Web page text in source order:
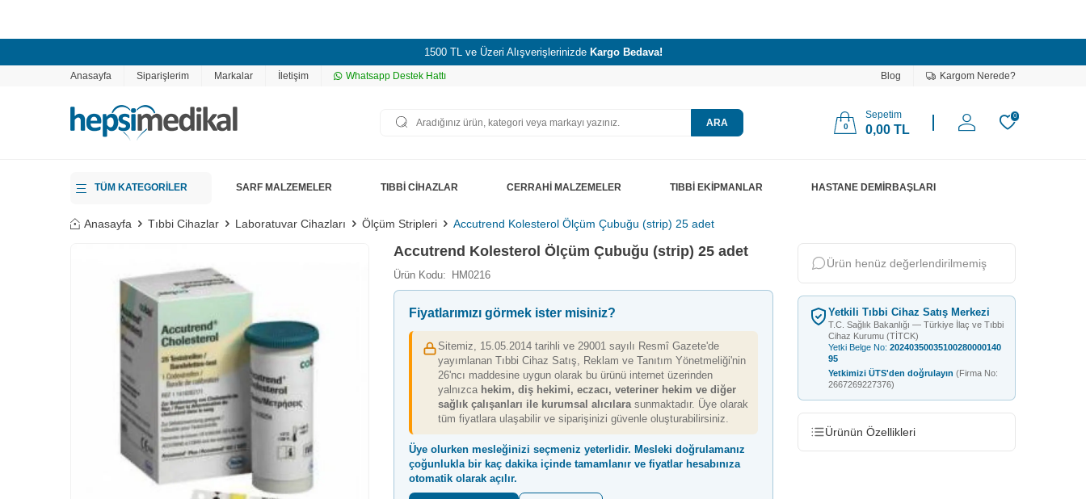
1500 TL ve Üzeri Alışverişlerinizde Kargo Bedava!
Anasayfa Siparişlerim Markalar İletişim Whatsapp Destek Hattı Blog Kargom Nerede?
ARA 0
Sepetim
0,00 TL
0
TÜM KATEGORİLER SARF MALZEMELER TIBBİ CİHAZLAR CERRAHİ MALZEMELER TIBBİ EKİPMANLAR HASTANE DEMİRBAŞLARI
Anasayfa Tıbbi Cihazlar Laboratuvar Cihazları Ölçüm Stripleri Accutrend Kolesterol Ölçüm Çubuğu (strip) 25 adet
Accutrend Kolesterol Ölçüm Çubuğu (strip) 25 adet
Ürün Kodu: HM0216
Fiyatlarımızı görmek ister misiniz?
Sitemiz, 15.05.2014 tarihli ve 29001 sayılı Resmî Gazete'de
yayımlanan Tıbbi Cihaz Satış, Reklam ve Tanıtım Yönetmeliği'nin
26'ncı maddesine uygun olarak bu ürünü internet üzerinden
yalnızca hekim, diş hekimi, eczacı, veteriner hekim ve diğer
sağlık çalışanları ile kurumsal alıcılarasunmaktadır. Üye olarak
tüm fiyatlara ulaşabilir ve siparişinizi güvenle oluşturabilirsiniz.
Üye olurken mesleğinizi seçmeniz yeterlidir. Mesleki doğrulamanız
çoğunlukla bir kaç dakika içindetamamlanır ve fiyatlar hesabınıza
otomatik olarak açılır.
Ürün henüz değerlendirilmemiş
Yetkili Tıbbi Cihaz Satış Merkezi
T.C. Sağlık Bakanlığı — Türkiye İlaç ve Tıbbi
Cihaz Kurumu (TİTCK)
Yetki Belge No: 20240350035100280000140
95
Yetkimizi ÜTS'den doğrulayın (Firma No:
2667269227376)
Ürünün Özellikleri